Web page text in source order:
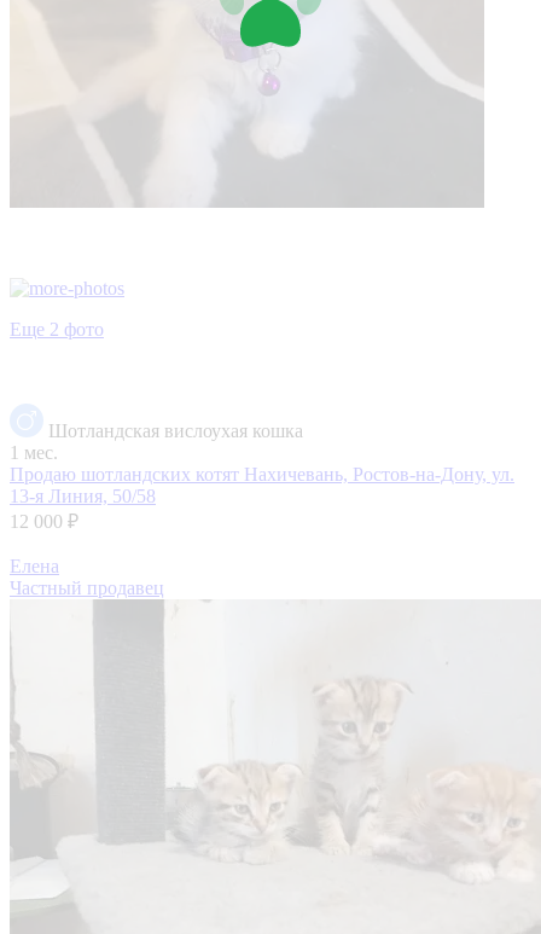
Еще 2 фото
Шотландская вислоухая кошка
1 мес.
Продаю шотландских котят Нахичевань, Ростов-на-Дону, ул.
13-я Линия, 50/58
12 000 ₽
Елена
Частный продавец